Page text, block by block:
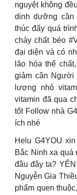
nguyệt không
dinh dưỡng cần
thúc đẩy quá
cháy chất béo
đại diện và có
lão hóa thể
giảm cân Người
lượng nhỏ
vitamin đã qua
tốt Follow nhà
ích nhé
Helu G4YOU
Bắc Ninh xa quá
đâu đây ta?
Nguyễn Gia
phẩm quen